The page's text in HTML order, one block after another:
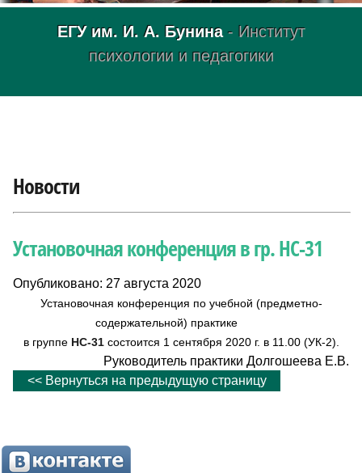
ЕГУ им. И. А. Бунина- Институт
психологии и педагогики
Новости
Установочная конференция в гр. НС-31
Опубликовано: 27 августа 2020
Установочная конференция по учебной (предметно-
содержательной) практике
в группе НС-31состоится 1 сентября 2020 г. в 11.00 (УК-2).
Руководитель практики Долгошеева Е.В.
<< Вернуться на предыдущую страницу